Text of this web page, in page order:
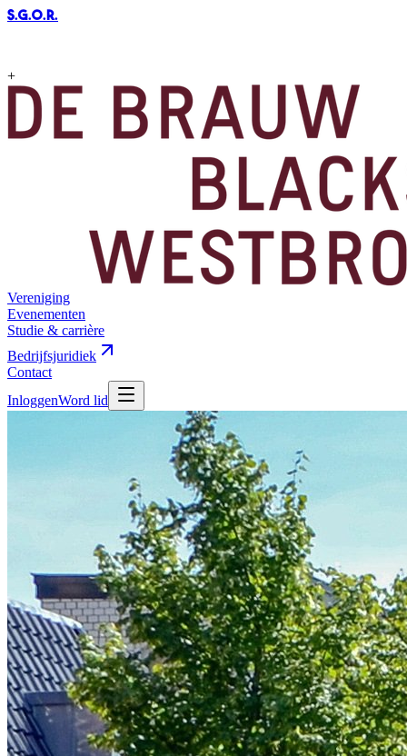
S.G.O.R.
+
Vereniging
Evenementen
Studie & carrière
Bedrijfsjuridiek
Contact
InloggenWord lid